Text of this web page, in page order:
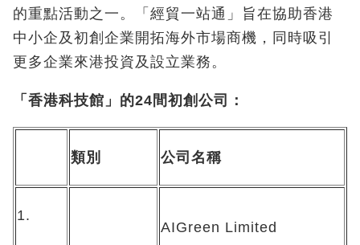
的重點活動之一。「經貿一站通」旨在協助香港
中小企及初創企業開拓海外市場商機，同時吸引
更多企業來港投資及設立業務。
「香港科技館」的24 間初創公司：
類別 公司名稱
1.
AIGreen Limited